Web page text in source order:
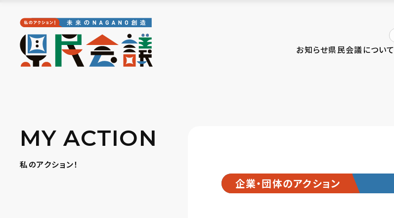
お知らせ県民会議について
MY ACTION
私のアクション！
企業・団体のアクション